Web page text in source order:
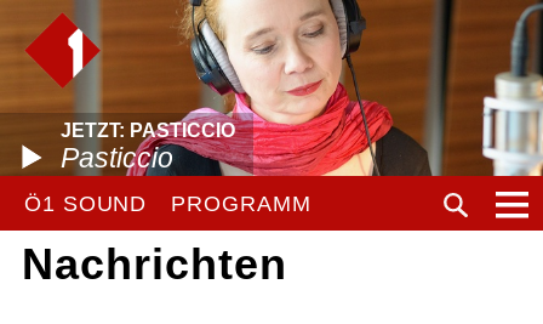
JETZT: PASTICCIO
Pasticcio
Ö1 SOUND PROGRAMM
Nachrichten